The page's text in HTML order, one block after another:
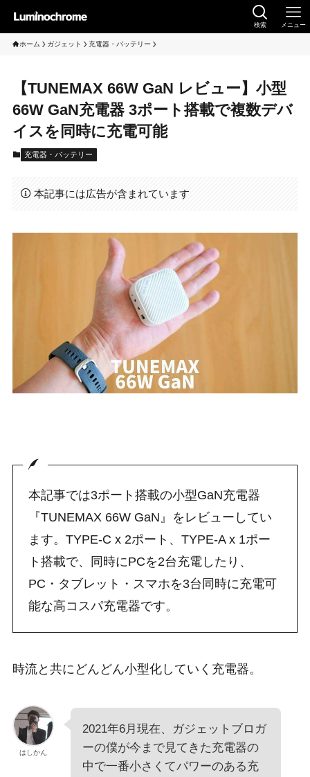
検索 メニュー
ホーム ガジェット 充電器・バッテリー
【TUNEMAX 66W GaN レビュー】小型
66W GaN充電器 3ポート搭載で複数デバ
イスを同時に充電可能
充電器・バッテリー
本記事には広告が含まれています
本記事では3ポート搭載の小型GaN充電器
『TUNEMAX 66W GaN』をレビューしてい
ます。TYPE-C x 2ポート、TYPE-A x 1ポー
ト搭載で、同時にPCを2台充電したり、
PC・タブレット・スマホを3台同時に充電可
能な高コスパ充電器です。
時流と共にどんどん小型化していく充電器。
はしかん
2021年6月現在、ガジェットブロガ
ーの僕が今まで見てきた充電器の
中で一番小さくてパワーのある充